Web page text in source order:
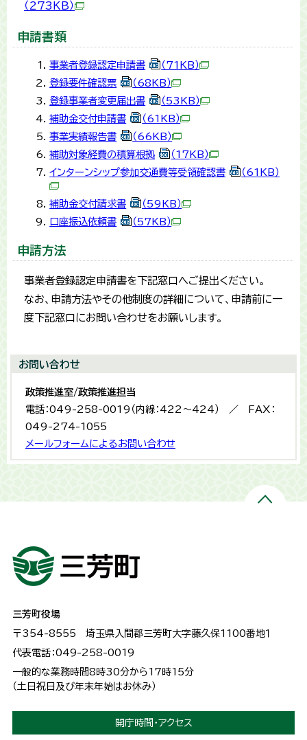
（273KB）
申請書類
事業者登録認定申請書
（71KB）
登録要件確認票
（68KB）
登録事業者変更届出書
（53KB）
補助金交付申請書
（61KB）
事業実績報告書
（66KB）
補助対象経費の積算根拠
（17KB）
インターンシップ参加交通費等受領確認書
（61KB）
補助金交付請求書
（59KB）
口座振込依頼書
（57KB）
申請方法
事業者登録認定申請書を下記窓口へご提出ください。
なお、申請方法やその他制度の詳細について、申請前に一
度下記窓口にお問い合わせをお願いします。
お問い合わせ
政策推進室/政策推進担当
電話：049-258-0019（内線：422～424） ／ FAX：
049-274-1055
メールフォームによるお問い合わせ
三芳町役場
〒354-8555 埼玉県入間郡三芳町大字藤久保1100番地１
代表電話：049-258-0019
一般的な業務時間8時30分から17時15分
（土日祝日及び年末年始はお休み）
開庁時間・アクセス